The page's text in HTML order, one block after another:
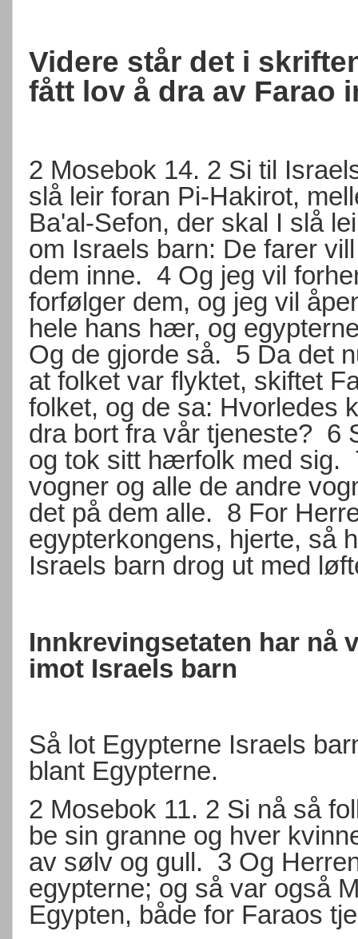
Videre står det i
fått lov å dra av Farao
2 Mosebok 14. 2 Si til
slå leir foran Pi-Hakirot,
Ba'al-Sefon, der skal I slå
om Israels barn: De farer
dem inne. 4 Og jeg vil
forfølger dem, og jeg vil
hele hans hær, og
Og de gjorde så. 5 Da det
at folket var flyktet, skiftet
folket, og de sa: Hvorledes
dra bort fra vår tjeneste? 6
og tok sitt hærfolk med sig.
vogner og alle de andre
det på dem alle. 8 For
egypterkongens, hjerte, så
Israels barn drog ut med
Innkrevingsetaten har nå
imot Israels barn
Så lot Egypterne Israels
blant Egypterne.
2 Mosebok 11. 2 Si nå så
be sin granne og hver
av sølv og gull. 3 Og
egypterne; og så var også
Egypten, både for Faraos